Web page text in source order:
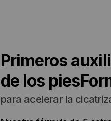
Primeros
de los
para acelerar la